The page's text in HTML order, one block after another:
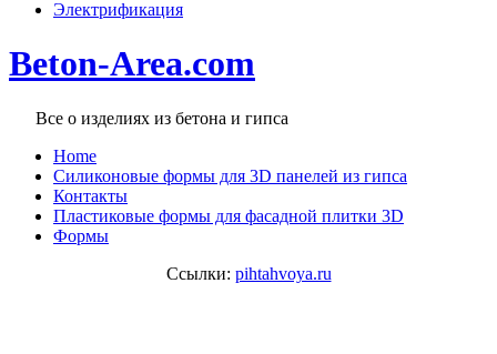
Электрификация
Beton-Area.com
Все о изделиях из бетона и гипса
Home
Cиликоновые формы для 3D панелей из гипса
Контакты
Пластиковые формы для фасадной плитки 3D
Формы
Ссылки: pihtahvoya.ru